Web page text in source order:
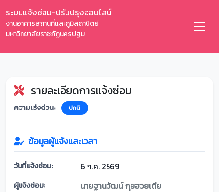
ระบบแจ้งซ่อม-ปรับปรุงออนไลน์
งานอาคารสถานที่และภูมิสถาปัตย์
มหาวิทยาลัยราชภัฏนครปฐม
รายละเอียดการแจ้งซ่อม
ความเร่งด่วน: ปกติ
ข้อมูลผู้แจ้งและเวลา
วันที่แจ้งซ่อม: 6 ก.ค. 2569
ผู้แจ้งซ่อม: นายฐานวัฒน์ กุยฮวยเตีย